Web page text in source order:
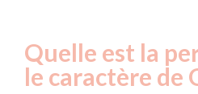
Quelle est la
le caractère de